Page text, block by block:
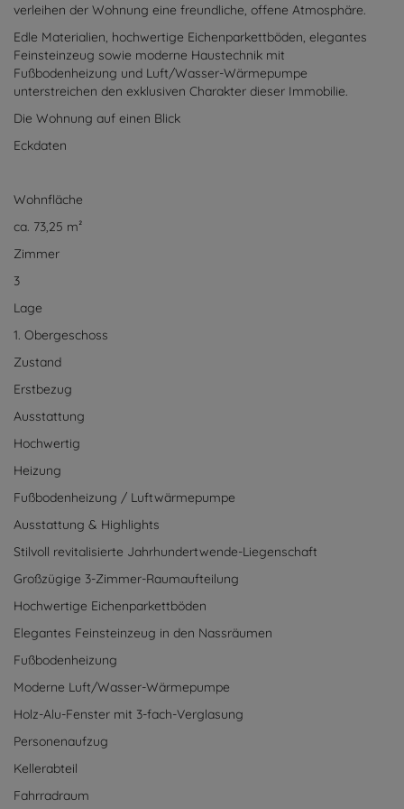
verleihen der Wohnung eine freundliche, offene Atmosphäre.
Edle Materialien, hochwertige Eichenparkettböden, elegantes
Feinsteinzeug sowie moderne Haustechnik mit
Fußbodenheizung und Luft/Wasser-Wärmepumpe
unterstreichen den exklusiven Charakter dieser Immobilie.
Die Wohnung auf einen Blick
Eckdaten
Wohnfläche
ca. 73,25 m²
Zimmer
3
Lage
1. Obergeschoss
Zustand
Erstbezug
Ausstattung
Hochwertig
Heizung
Fußbodenheizung / Luftwärmepumpe
Ausstattung & Highlights
Stilvoll revitalisierte Jahrhundertwende-Liegenschaft
Großzügige 3-Zimmer-Raumaufteilung
Hochwertige Eichenparkettböden
Elegantes Feinsteinzeug in den Nassräumen
Fußbodenheizung
Moderne Luft/Wasser-Wärmepumpe
Holz-Alu-Fenster mit 3-fach-Verglasung
Personenaufzug
Kellerabteil
Fahrradraum